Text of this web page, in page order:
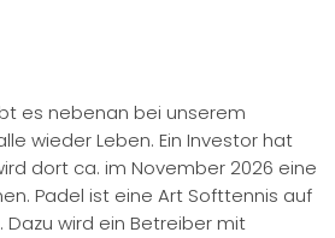
es nebenan bei unserem
wieder Leben. Ein Investor hat
dort ca. im November 2026 eine
Padel ist eine Art Softtennis auf
Dazu wird ein Betreiber mit